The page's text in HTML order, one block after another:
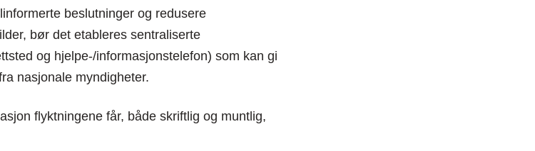
beslutninger og redusere
bør det etableres sentraliserte
og hjelpe-/informasjonstelefon) som kan gi
nasjonale myndigheter.
flyktningene får, både skriftlig og muntlig,